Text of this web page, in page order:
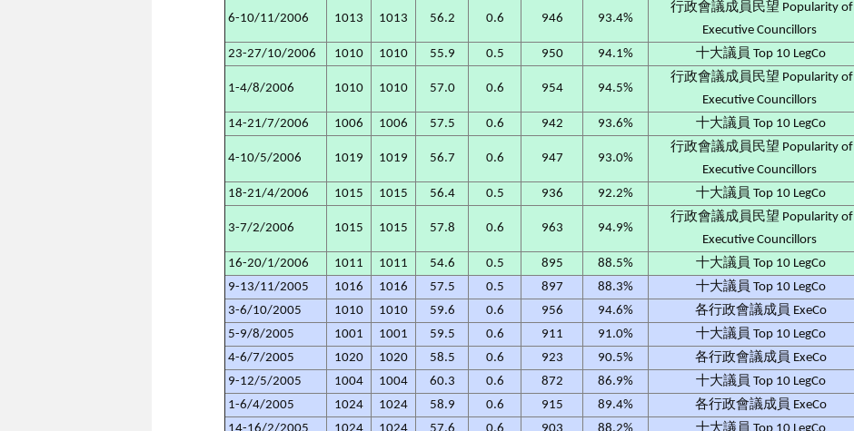
6-10/11/2006 1013 1013 56.2 0.6 946 93.4%
行政會議成員民望 Popularity of
Executive Councillors
23-27/10/2006 1010 1010 55.9 0.5 950 94.1% 十大議員 Top 10 LegCo
1-4/8/2006 1010 1010 57.0 0.6 954 94.5%
行政會議成員民望 Popularity of
Executive Councillors
14-21/7/2006 1006 1006 57.5 0.6 942 93.6% 十大議員 Top 10 LegCo
4-10/5/2006 1019 1019 56.7 0.6 947 93.0%
行政會議成員民望 Popularity of
Executive Councillors
18-21/4/2006 1015 1015 56.4 0.5 936 92.2% 十大議員 Top 10 LegCo
3-7/2/2006 1015 1015 57.8 0.6 963 94.9%
行政會議成員民望 Popularity of
Executive Councillors
16-20/1/2006 1011 1011 54.6 0.5 895 88.5% 十大議員 Top 10 LegCo
9-13/11/2005
1016 1016 57.5 0.5 897 88.3% 十大議員 Top 10 LegCo
3-6/10/2005
1010 1010 59.6 0.6 956 94.6% 各行政會議成員 ExeCo
5-9/8/2005
1001 1001 59.5 0.6 911 91.0% 十大議員 Top 10 LegCo
4-6/7/2005
1020 1020 58.5 0.6 923 90.5% 各行政會議成員 ExeCo
9-12/5/2005
1004 1004 60.3 0.6 872 86.9% 十大議員 Top 10 LegCo
1-6/4/2005
1024 1024 58.9 0.6 915 89.4% 各行政會議成員 ExeCo